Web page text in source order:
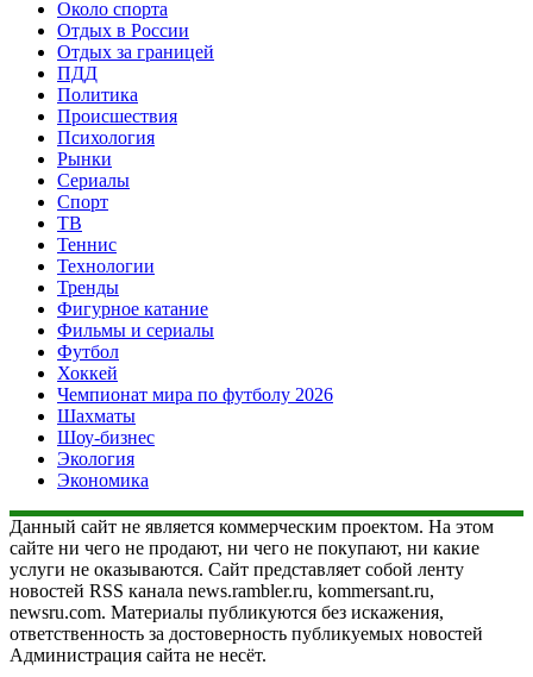
Около спорта
Отдых в России
Отдых за границей
ПДД
Политика
Происшествия
Психология
Рынки
Сериалы
Спорт
ТВ
Теннис
Технологии
Тренды
Фигурное катание
Фильмы и сериалы
Футбол
Хоккей
Чемпионат мира по футболу 2026
Шахматы
Шоу-бизнес
Экология
Экономика
Данный сайт не является коммерческим проектом. На этом
сайте ни чего не продают, ни чего не покупают, ни какие
услуги не оказываются. Сайт представляет собой ленту
новостей RSS канала news.rambler.ru, kommersant.ru,
newsru.com. Материалы публикуются без искажения,
ответственность за достоверность публикуемых новостей
Администрация сайта не несёт.